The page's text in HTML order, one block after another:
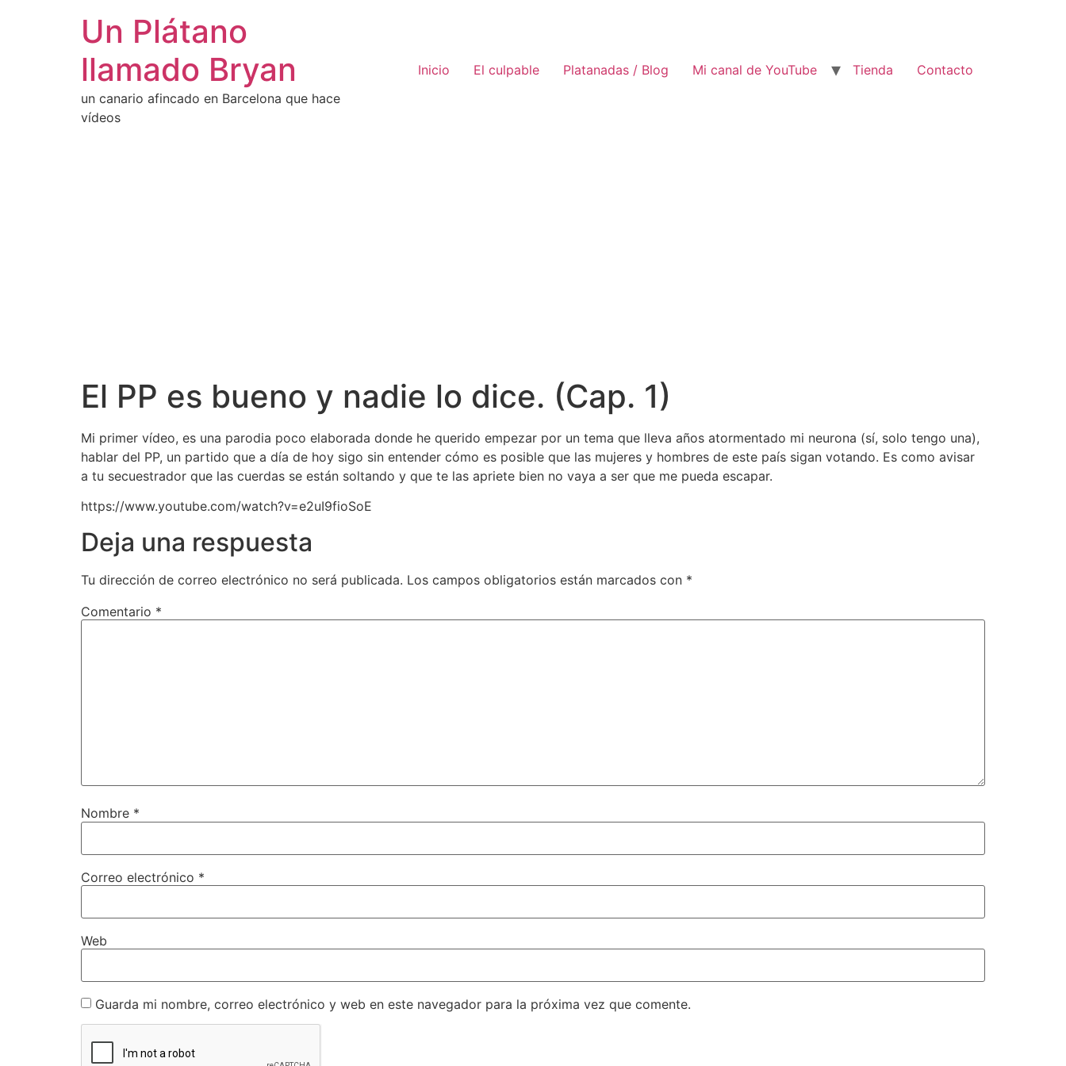
Un Plátano
llamado Bryan
un canario afincado en Barcelona que hace
vídeos
Inicio El culpable Platanadas / Blog Mi canal de YouTube Tienda Contacto
El PP es bueno y nadie lo dice. (Cap. 1)
Mi primer vídeo, es una parodia poco elaborada donde he querido empezar por un tema que lleva años atormentado mi neurona (sí, solo tengo una),
hablar del PP, un partido que a día de hoy sigo sin entender cómo es posible que las mujeres y hombres de este país sigan votando. Es como avisar
a tu secuestrador que las cuerdas se están soltando y que te las apriete bien no vaya a ser que me pueda escapar.
https://www.youtube.com/watch?v=e2uI9fioSoE
Deja una respuesta
Tu dirección de correo electrónico no será publicada. Los campos obligatorios están marcados con *
Comentario *
Nombre *
Correo electrónico *
Web
Guarda mi nombre, correo electrónico y web en este navegador para la próxima vez que comente.